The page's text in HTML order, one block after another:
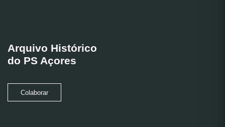
Arquivo Histórico
do PS Açores
Colaborar